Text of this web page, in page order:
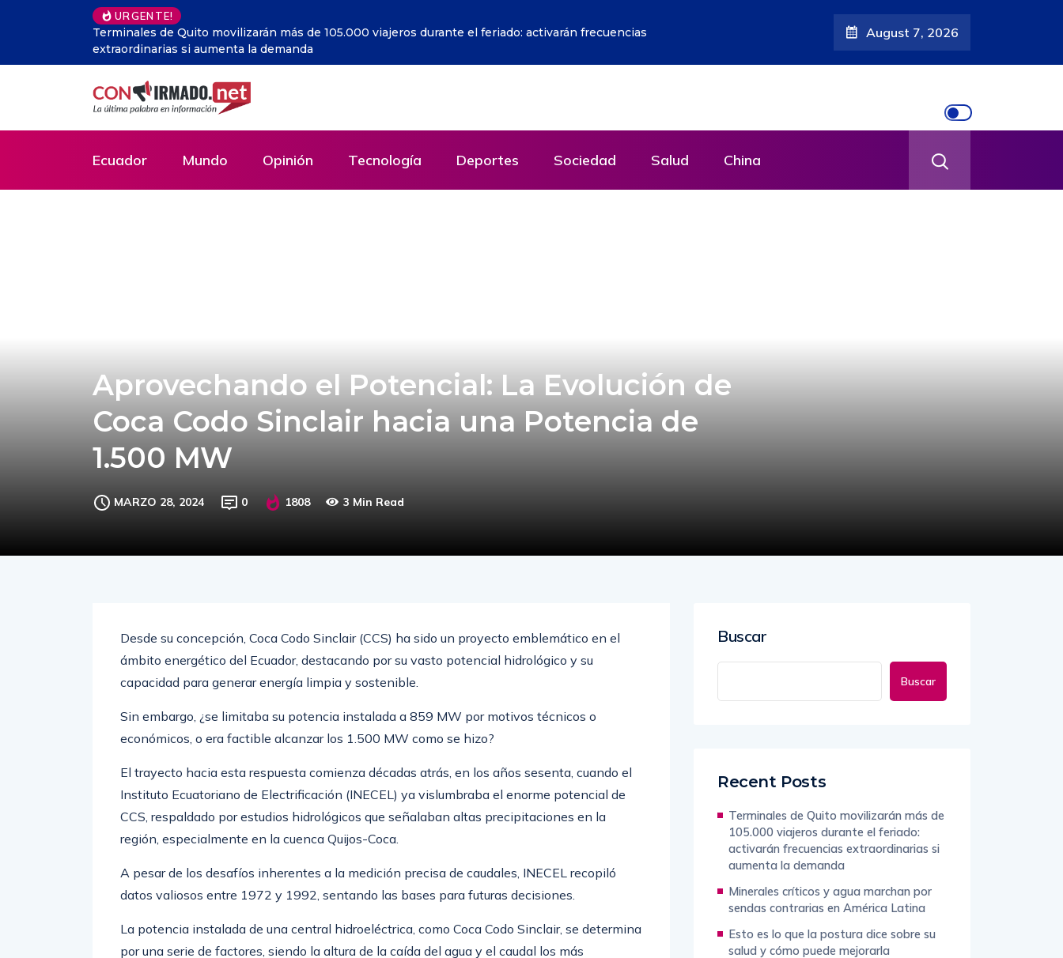
URGENTE! August 7, 2026
Ecuador Mundo Opinión Tecnología Deportes Sociedad Salud China
Aprovechando el Potencial: La Evolución de
Coca Codo Sinclair hacia una Potencia de
1.500 MW
ámbito energético del Ecuador, destacando por su vasto potencial hidrológico y su
capacidad para generar energía limpia y sostenible.
Sin embargo, ¿se limitaba su potencia instalada a 859 MW por motivos técnicos o
económicos, o era factible alcanzar los 1.500 MW como se hizo?
El trayecto hacia esta respuesta comienza décadas atrás, en los años sesenta, cuando el
Instituto Ecuatoriano de Electrificación (INECEL) ya vislumbraba el enorme potencial de
CCS, respaldado por estudios hidrológicos que señalaban altas precipitaciones en la
región, especialmente en la cuenca Quijos-Coca.
A pesar de los desafíos inherentes a la medición precisa de caudales, INECEL recopiló
datos valiosos entre 1972 y 1992, sentando las bases para futuras decisiones.
La potencia instalada de una central hidroeléctrica, como Coca Codo Sinclair, se determina
por una serie de factores, siendo la altura de la caída del agua y el caudal los más
relevantes. Aunque inicialmente se propuso una potencia de 859 MW en dos etapas, los
Terminales de Quito movilizarán más de
activarán frecuencias extraordinarias si
aumenta la demanda
Minerales críticos y agua marchan por
Esto es lo que la postura dice sobre su
Tenis.-Rafa Jódar barre a Musetti y